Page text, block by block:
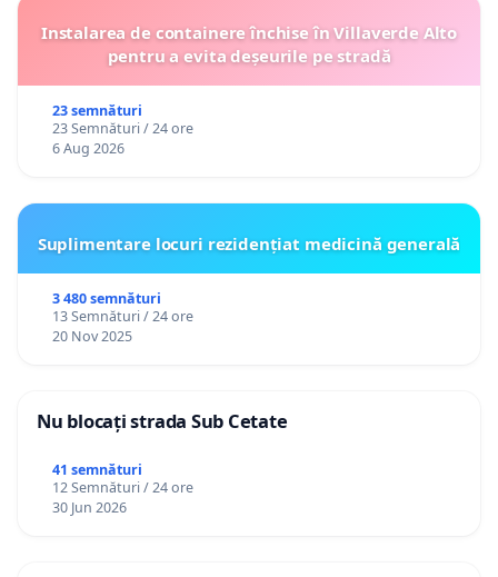
Instalarea de containere închise în Villaverde Alto
pentru a evita deșeurile pe stradă
23 semnături
23 Semnături / 24 ore
6 Aug 2026
Suplimentare locuri rezidențiat medicină generală
3 480 semnături
13 Semnături / 24 ore
20 Nov 2025
Nu blocați strada Sub Cetate
41 semnături
12 Semnături / 24 ore
30 Jun 2026